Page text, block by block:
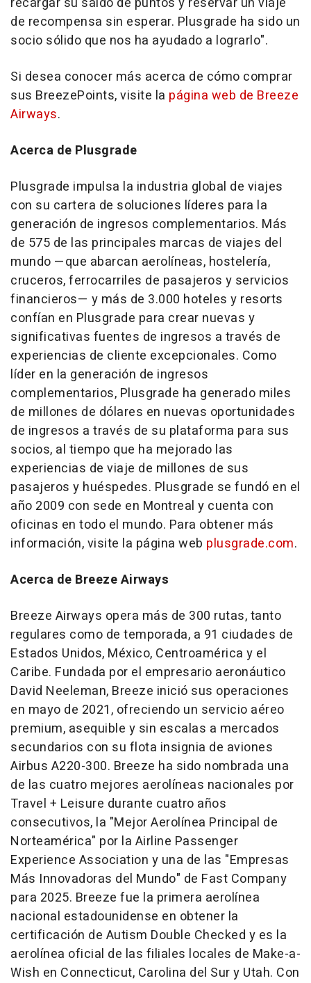
de recompensa sin esperar. Plusgrade ha sido un
socio sólido que nos ha ayudado a lograrlo".
Si desea conocer más acerca de cómo comprar
sus BreezePoints, visite la página web de Breeze
Airways.
Acerca de Plusgrade
Plusgrade impulsa la industria global de viajes
con su cartera de soluciones líderes para la
generación de ingresos complementarios. Más
de 575 de las principales marcas de viajes del
mundo —que abarcan aerolíneas, hostelería,
cruceros, ferrocarriles de pasajeros y servicios
financieros— y más de 3.000 hoteles y resorts
confían en Plusgrade para crear nuevas y
significativas fuentes de ingresos a través de
experiencias de cliente excepcionales. Como
líder en la generación de ingresos
complementarios, Plusgrade ha generado miles
de millones de dólares en nuevas oportunidades
de ingresos a través de su plataforma para sus
socios, al tiempo que ha mejorado las
experiencias de viaje de millones de sus
pasajeros y huéspedes. Plusgrade se fundó en el
año 2009 con sede en Montreal y cuenta con
oficinas en todo el mundo. Para obtener más
información, visite la página web plusgrade.com.
Acerca de Breeze Airways
Breeze Airways opera más de 300 rutas, tanto
regulares como de temporada, a 91 ciudades de
Estados Unidos, México, Centroamérica y el
Caribe. Fundada por el empresario aeronáutico
David Neeleman, Breeze inició sus operaciones
en mayo de 2021, ofreciendo un servicio aéreo
premium, asequible y sin escalas a mercados
secundarios con su flota insignia de aviones
Airbus A220-300. Breeze ha sido nombrada una
de las cuatro mejores aerolíneas nacionales por
Travel + Leisure durante cuatro años
consecutivos, la "Mejor Aerolínea Principal de
Norteamérica" por la Airline Passenger
Experience Association y una de las "Empresas
Más Innovadoras del Mundo" de Fast Company
para 2025. Breeze fue la primera aerolínea
nacional estadounidense en obtener la
certificación de Autism Double Checked y es la
aerolínea oficial de las filiales locales de Make-a-
Wish en Connecticut, Carolina del Sur y Utah. Con